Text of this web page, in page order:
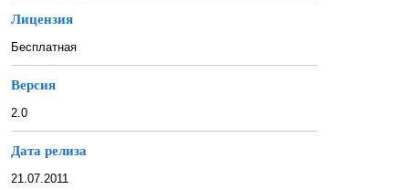
Лицензия
Бесплатная
Версия
2.0
Дата релиза
21.07.2011